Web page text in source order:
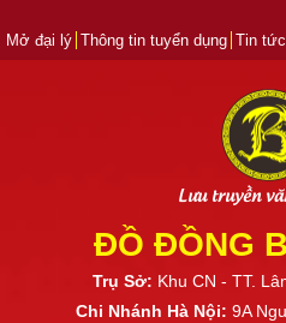
Mở đại lý Thông tin tuyển dụng Tin tức
Lưu truyền
ĐỒ ĐỒNG
Trụ Sở: Khu CN - TT.
Chi Nhánh Hà Nội: 9A